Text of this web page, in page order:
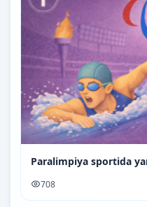
Paralimpiya sportida
708